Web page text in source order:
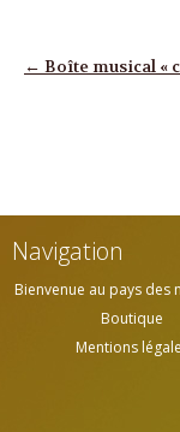
Navigation des
← Boîte musical «
Navigation
Bienvenue au pays des
Boutique
Mentions